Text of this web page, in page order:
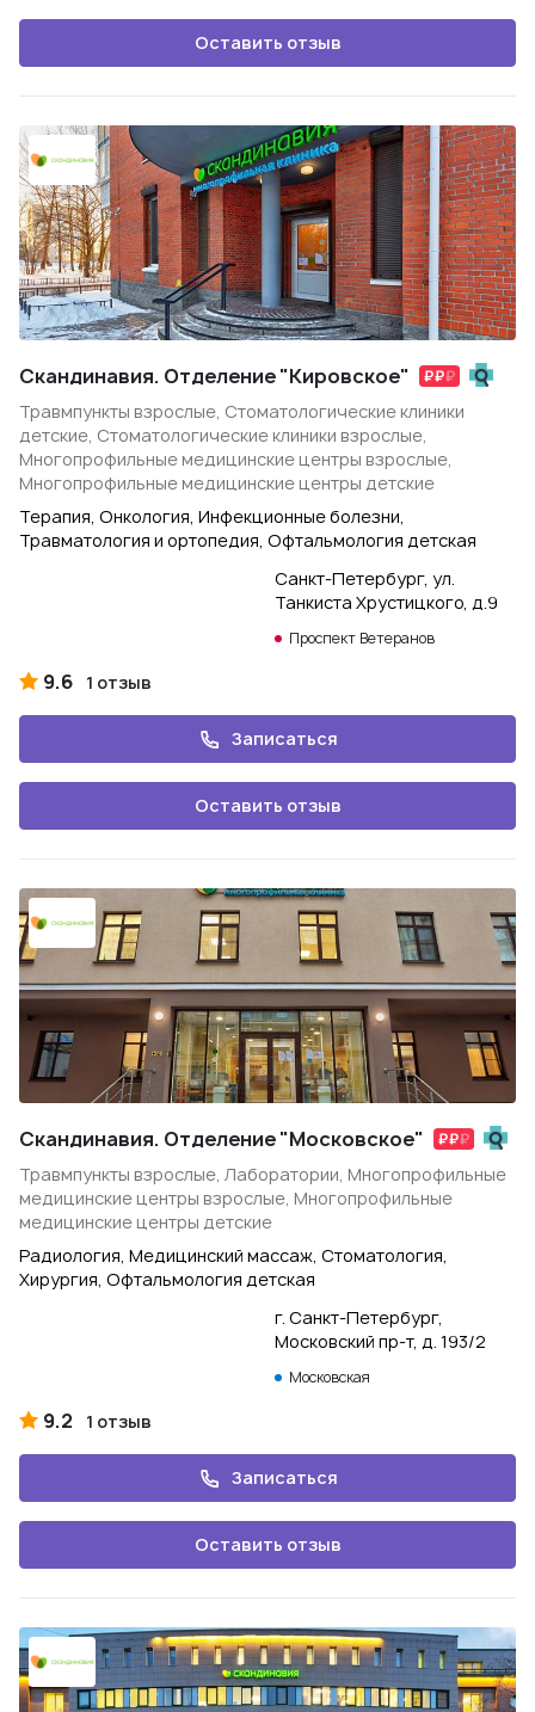
Оставить отзыв
Скандинавия. Отделение "Кировское"
Травмпункты взрослые, Стоматологические клиники
детские, Стоматологические клиники взрослые,
Многопрофильные медицинские центры взрослые,
Многопрофильные медицинские центры детские
Терапия, Онкология, Инфекционные болезни,
Травматология и ортопедия, Офтальмология детская
Санкт-Петербург, ул.
Танкиста Хрустицкого, д.9
Проспект Ветеранов
9.6 1 отзыв
Записаться
Оставить отзыв
Скандинавия. Отделение "Московское"
Травмпункты взрослые, Лаборатории, Многопрофильные
медицинские центры взрослые, Многопрофильные
медицинские центры детские
Радиология, Медицинский массаж, Стоматология,
Хирургия, Офтальмология детская
г. Санкт-Петербург,
Московский пр-т, д. 193/2
Московская
9.2 1 отзыв
Записаться
Оставить отзыв